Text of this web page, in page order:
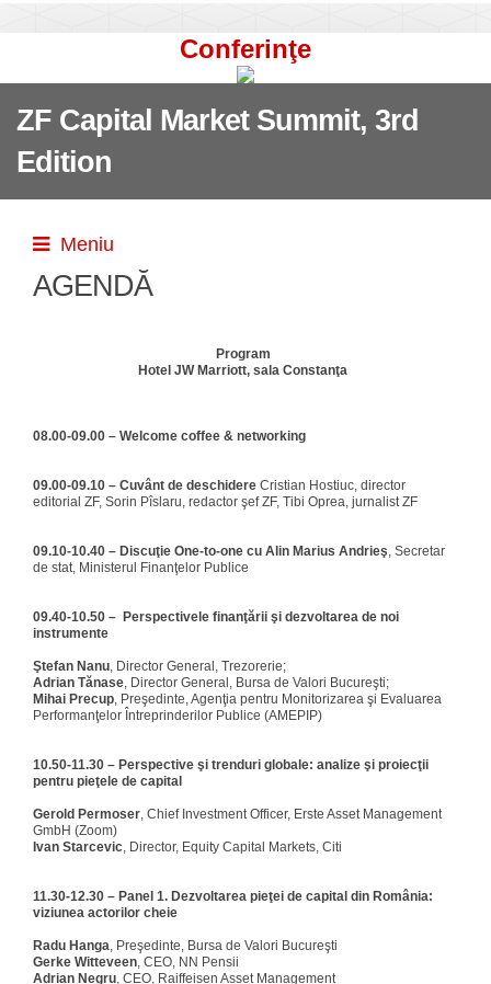
Conferinţe
ZF Capital Market Summit, 3rd
Edition
Meniu
AGENDĂ
Program
Hotel JW Marriott, sala Constanţa
08.00-09.00 – Welcome coffee & networking
09.00-09.10 – Cuvânt de deschidere Cristian Hostiuc, director
editorial ZF, Sorin Pîslaru, redactor şef ZF, Tibi Oprea, jurnalist ZF
09.10-10.40 – Discuţie One-to-one cu Alin Marius Andrieş, Secretar
de stat, Ministerul Finanţelor Publice
09.40-10.50 – Perspectivele finanţării şi dezvoltarea de noi
instrumente
Ştefan Nanu, Director General, Trezorerie;
Adrian Tănase, Director General, Bursa de Valori Bucureşti;
Mihai Precup, Preşedinte, Agenţia pentru Monitorizarea şi Evaluarea
Performanţelor Întreprinderilor Publice (AMEPIP)
10.50-11.30 – Perspective şi trenduri globale: analize şi proiecţii
pentru pieţele de capital
Gerold Permoser, Chief Investment Officer, Erste Asset Management
GmbH (Zoom)
Ivan Starcevic, Director, Equity Capital Markets, Citi
11.30-12.30 – Panel 1. Dezvoltarea pieţei de capital din România:
viziunea actorilor cheie
Radu Hanga, Preşedinte, Bursa de Valori Bucureşti
Gerke Witteveen, CEO, NN Pensii
Adrian Negru, CEO, Raiffeisen Asset Management